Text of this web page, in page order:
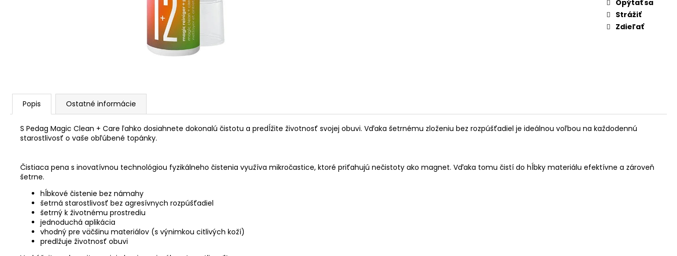
Opýtať sa
Strážiť
Zdieľať
Popis Ostatné informácie
S Pedag Magic Clean + Care ľahko dosiahnete dokonalú čistotu a predĺžite životnosť svojej obuvi. Vďaka šetrnému zloženiu bez rozpúšťadiel je ideálnou voľbou na každodennú
starostlivosť o vaše obľúbené topánky.
Čistiaca pena s inovatívnou technológiou fyzikálneho čistenia využíva mikročastice, ktoré priťahujú nečistoty ako magnet. Vďaka tomu čistí do hĺbky materiálu efektívne a zároveň
šetrne.
hĺbkové čistenie bez námahy
šetrná starostlivosť bez agresívnych rozpúšťadiel
šetrný k životnému prostrediu
jednoduchá aplikácia
vhodný pre väčšinu materiálov (s výnimkou citlivých koží)
predlžuje životnosť obuvi